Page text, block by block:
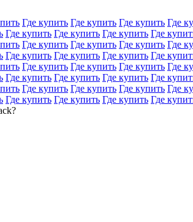
Где купить Где купить Где купить Где
Где купить Где купить Где купить Где
Где купить Где купить Где купить Где
Где купить Где купить Где купить Где
Где купить Где купить Где купить Где
Где купить Где купить Где купить Где
Где купить Где купить Где купить Где
Где купить Где купить Где купить Где